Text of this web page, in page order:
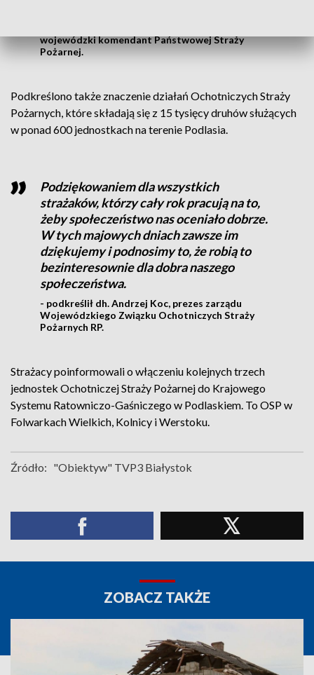
wojewódzki komendant Państwowej Straży
Pożarnej.
Podkreślono także znaczenie działań Ochotniczych Straży
Pożarnych, które składają się z 15 tysięcy druhów służących
w ponad 600 jednostkach na terenie Podlasia.
Podziękowaniem dla wszystkich
strażaków, którzy cały rok pracują na to,
żeby społeczeństwo nas oceniało dobrze.
W tych majowych dniach zawsze im
dziękujemy i podnosimy to, że robią to
bezinteresownie dla dobra naszego
społeczeństwa.
- podkreślił dh. Andrzej Koc, prezes zarządu
Wojewódzkiego Związku Ochotniczych Straży
Pożarnych RP.
Strażacy poinformowali o włączeniu kolejnych trzech
jednostek Ochotniczej Straży Pożarnej do Krajowego
Systemu Ratowniczo-Gaśniczego w Podlaskiem. To OSP w
Folwarkach Wielkich, Kolnicy i Werstoku.
Źródło: "Obiektyw" TVP3 Białystok
ZOBACZ TAKŻE